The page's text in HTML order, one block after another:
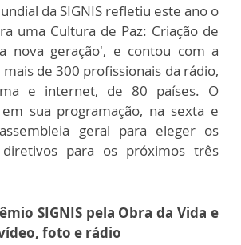
da SIGNIS refletiu este ano o
uma Cultura de Paz: Criação de
nova geração', e contou com a
de 300 profissionais da rádio,
e internet, de 80 países. O
sua programação, na sexta e
geral para eleger os
para os próximos três
SIGNIS pela Obra da Vida e
foto e rádio